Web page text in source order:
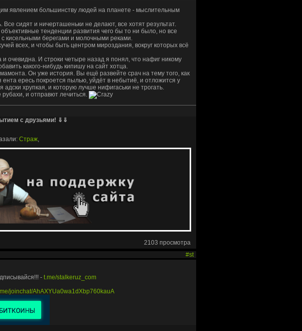
явлением большинству людей на планете - мыслительным
Все сидят и ничерташеньки не делают, все хотят результат.
тенденции развития чего бы то ни было, но все
с кисельными берегами и молочными реками.
всех, и чтобы быть центром мироздания, вокруг которых всё
очевидна. И строки четыре назад я понял, что нафиг никому
какого-нибудь кипишу на сайт хотца.
Он уже история. Вы ещё развейте срач на тему того, как
ересь покроется пылью, уйдёт в небытиё, и отложится у
адски хрупкая, и которую лучше нифигаськи не трогать.
и отправют лечиться.
с друзьями! ⇓⇓
Страж,
2103 просмотра
#st
- t.me/stalkeruz_com
joinchat/AhAXYUa0wa1dXbp760kauA